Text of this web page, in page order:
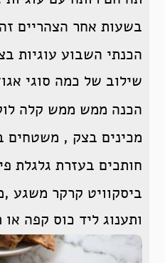
בשעות אחר הצהריים
הכנתי השבוע עוגיות
שילוב של כמה סוגי
הכנה ממש ממש קלה
מכינים בצק , משטחים
חותכים בעזרת גלגלת
ביסקוויט קרקר משגע
ותענוג ליד כוס קפה